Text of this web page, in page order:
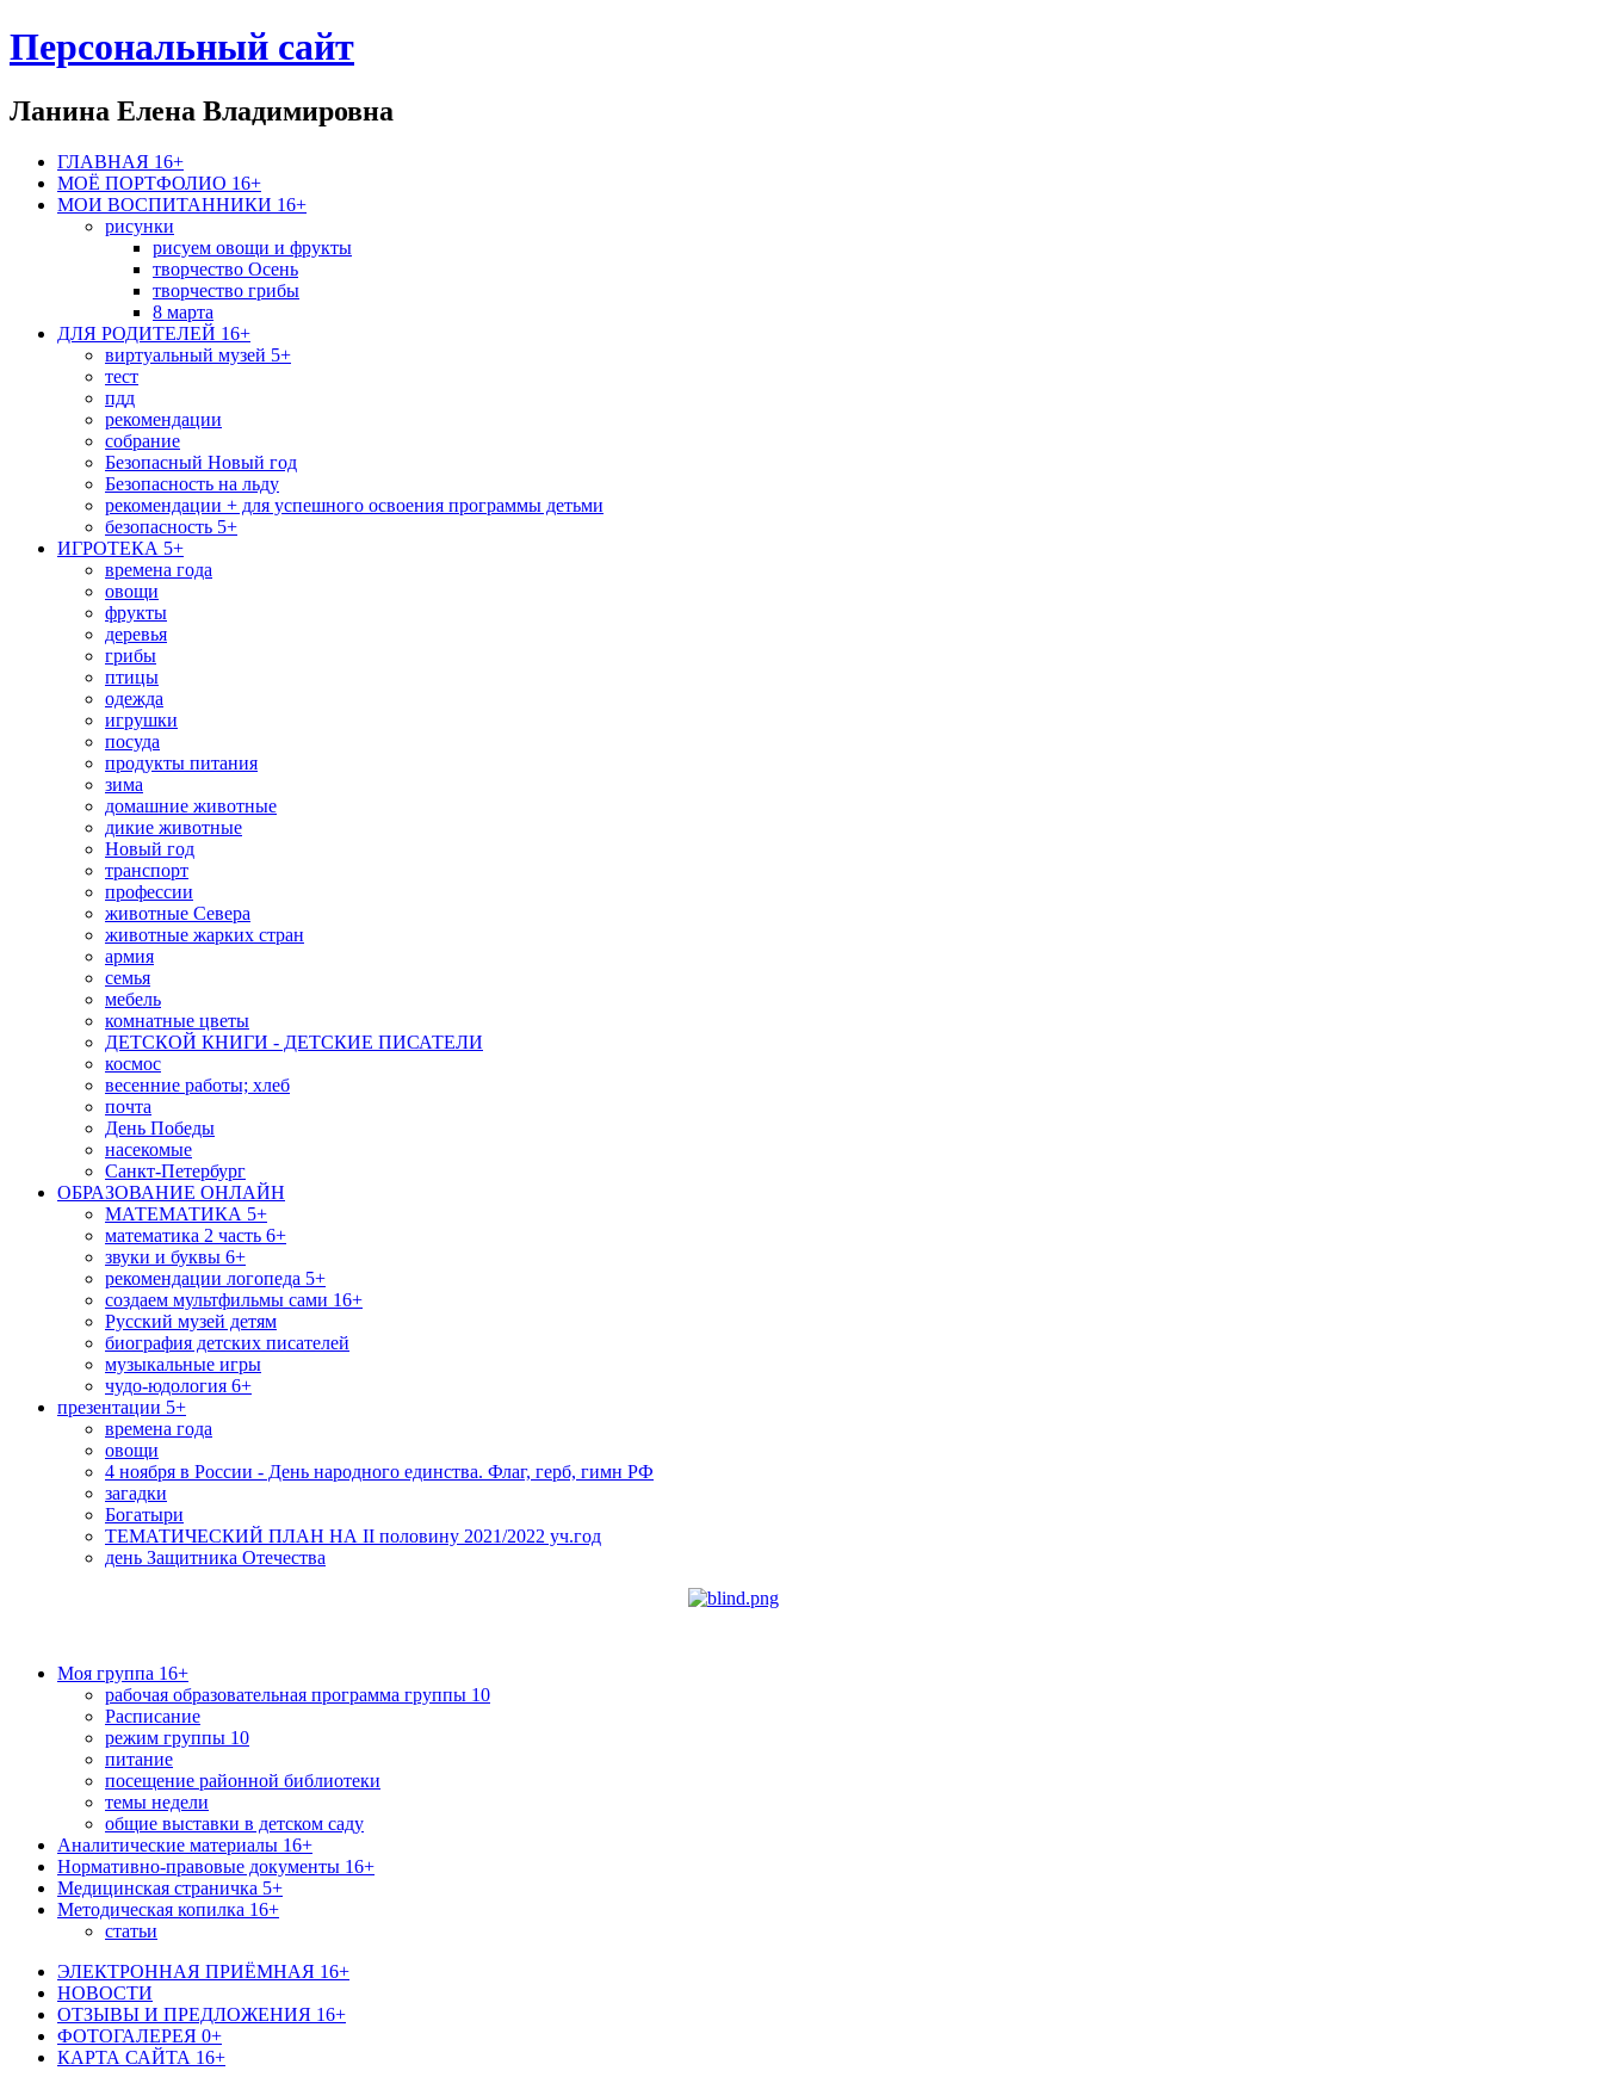
Персональный сайт
Ланина Елена Владимировна
ГЛАВНАЯ 16+
МОЁ ПОРТФОЛИО 16+
МОИ ВОСПИТАННИКИ 16+
рисунки
рисуем овощи и фрукты
творчество Осень
творчество грибы
8 марта
ДЛЯ РОДИТЕЛЕЙ 16+
виртуальный музей 5+
тест
пдд
рекомендации
собрание
Безопасный Новый год
Безопасность на льду
рекомендации + для успешного освоения программы детьми
безопасность 5+
ИГРОТЕКА 5+
времена года
овощи
фрукты
деревья
грибы
птицы
одежда
игрушки
посуда
продукты питания
зима
домашние животные
дикие животные
Новый год
транспорт
профессии
животные Севера
животные жарких стран
армия
семья
мебель
комнатные цветы
ДЕТСКОЙ КНИГИ - ДЕТСКИЕ ПИСАТЕЛИ
космос
весенние работы; хлеб
почта
День Победы
насекомые
Санкт-Петербург
ОБРАЗОВАНИЕ ОНЛАЙН
МАТЕМАТИКА 5+
математика 2 часть 6+
звуки и буквы 6+
рекомендации логопеда 5+
создаем мультфильмы сами 16+
Русский музей детям
биография детских писателей
музыкальные игры
чудо-юдология 6+
презентации 5+
времена года
овощи
4 ноября в России - День народного единства. Флаг, герб, гимн РФ
загадки
Богатыри
ТЕМАТИЧЕСКИЙ ПЛАН НА II половину 2021/2022 уч.год
день Защитника Отечества
Моя группа 16+
рабочая образовательная программа группы 10
Расписание
режим группы 10
питание
посещение районной библиотеки
темы недели
общие выставки в детском саду
Аналитические материалы 16+
Нормативно-правовые документы 16+
Медицинская страничка 5+
Методическая копилка 16+
статьи
ЭЛЕКТРОННАЯ ПРИЁМНАЯ 16+
НОВОСТИ
ОТЗЫВЫ И ПРЕДЛОЖЕНИЯ 16+
ФОТОГАЛЕРЕЯ 0+
КАРТА САЙТА 16+